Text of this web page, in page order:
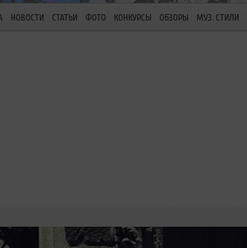
НОВОСТИ СТАТЬИ ФОТО КОНКУРСЫ ОБЗОРЫ МУЗ. СТИЛИ